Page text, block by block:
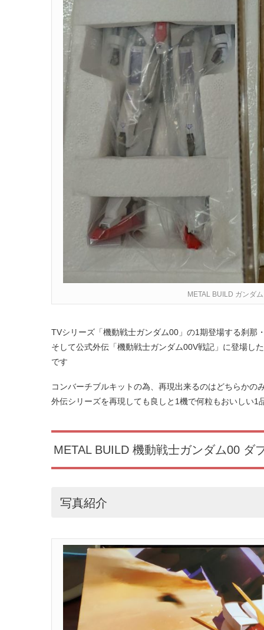
METAL BUILD ガンダ
TVシリーズ「機動戦士ガンダム00」の1期登場する刹那
そして公式外伝「機動戦士ガンダム00V戦記」に登場し
です
コンバーチブルキットの為、再現出来るのはどちらかの
外伝シリーズを再現しても良しと1機で何粒もおいしい1
METAL BUILD 機動戦士ガンダム00 ダ
写真紹介